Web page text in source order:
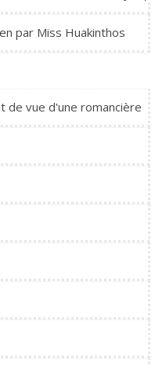
par Miss Huakinthos
de vue d'une romancière